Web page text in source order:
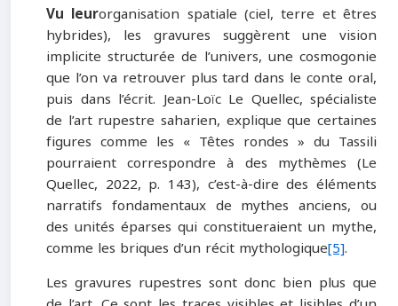
Vu leurorganisation spatiale (ciel, terre et êtres
hybrides), les gravures suggèrent une vision
implicite structurée de l’univers, une cosmogonie
que l’on va retrouver plus tard dans le conte oral,
puis dans l’écrit. Jean-Loïc Le Quellec, spécialiste
de l’art rupestre saharien, explique que certaines
figures comme les « Têtes rondes » du Tassili
pourraient correspondre à des mythèmes (Le
Quellec, 2022, p. 143), c’est-à-dire des éléments
narratifs fondamentaux de mythes anciens, ou
des unités éparses qui constitueraient un mythe,
comme les briques d’un récit mythologique[5].
Les gravures rupestres sont donc bien plus que